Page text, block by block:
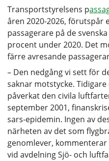
Transportstyrelsens p
åren 2020-2026, förutspår
passagerare på de
procent under 2020. Det
färre avresande
– Den nedgång vi sett för
saknar motstycke.
påverkat den civila
september 2001,
sars-epidemin. Ingen av
närheten av det som
genomlever,
vid avdelning Sjö- och